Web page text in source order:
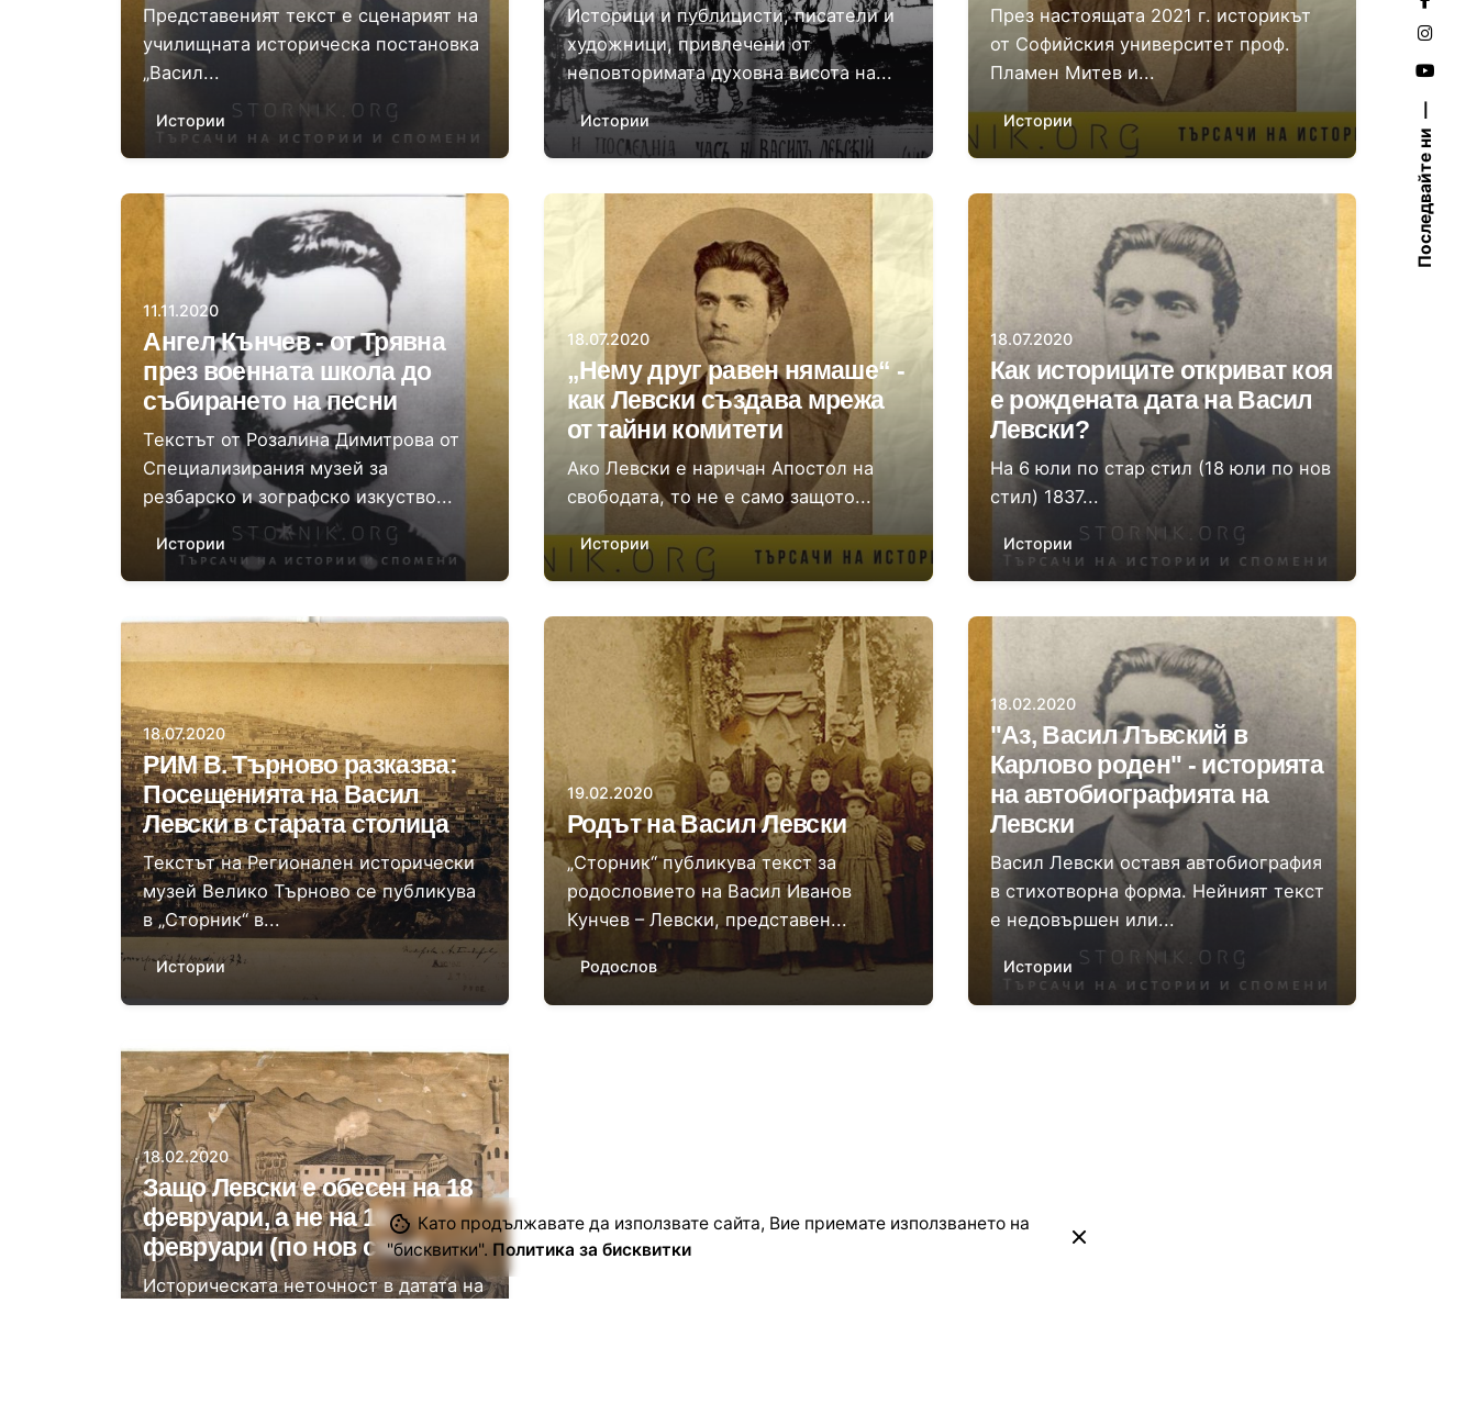
Последвайте ни
Представеният текст е сценарият на
училищната историческа постановка
„Васил...
Истории
Историци и публицисти, писатели и
художници, привлечени от
неповторимата духовна висота на...
Истории
През настоящата 2021 г. историкът
от Софийския университет проф.
Пламен Митев и...
Истории
Розалина Димитрова
11.11.2020
Ангел Кънчев - от Трявна
през военната школа до
събирането на песни
Текстът от Розалина Димитрова от
Специализирания музей за
резбарско и зографско изкуство...
Истории
Автор
Даниела Цонева
18.07.2020
„Нему друг равен нямаше“ -
как Левски създава мрежа
от тайни комитети
Ако Левски е наричан Апостол на
свободата, то не е само защото...
Истории
Даниела Цонева
18.07.2020
Как историците откриват коя
е рождената дата на Васил
Левски?
На 6 юли по стар стил (18 юли по нов
стил) 1837...
Истории
Доц. д-р Светла Атанасова
18.07.2020
РИМ В. Търново разказва:
Посещенията на Васил
Левски в старата столица
Текстът на Регионален исторически
музей Велико Търново се публикува
в „Сторник“ в...
Истории
Автор
Сторник
19.02.2020
Родът на Васил Левски
„Сторник“ публикува текст за
родословието на Васил Иванов
Кунчев – Левски, представен...
Родослов
Момчил Цонев
18.02.2020
"Аз, Васил Лъвский в
Карлово роден" - историята
на автобиографията на
Левски
Васил Левски оставя автобиография
в стихотворна форма. Нейният текст
е недовършен или...
Истории
Автор
Момчил Цонев
18.02.2020
Защо Левски е обесен на 18
февруари, а не на 19
февруари (по нов стил)
Историческата неточност в датата на
Като продължавате да използвате сайта, Вие приемате използването на
"бисквитки". Политика за бисквитки